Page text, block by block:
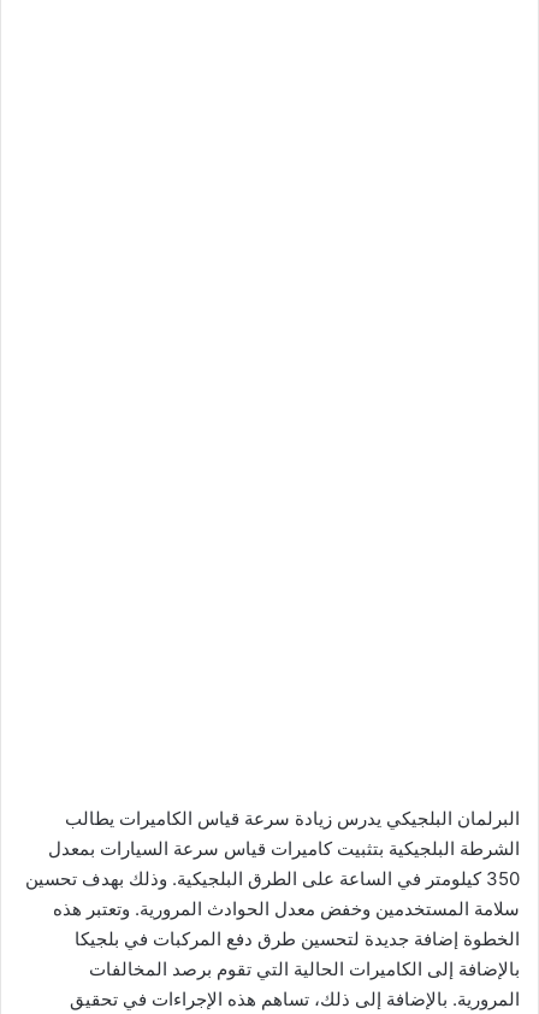
البرلمان البلجيكي يدرس زيادة سرعة قياس الكاميرات يطالب
الشرطة البلجيكية بتثبيت كاميرات قياس سرعة السيارات بمعدل
350 كيلومتر في الساعة على الطرق البلجيكية. وذلك بهدف تحسين
سلامة المستخدمين وخفض معدل الحوادث المرورية. وتعتبر هذه
الخطوة إضافة جديدة لتحسين طرق دفع المركبات في بلجيكا
بالإضافة إلى الكاميرات الحالية التي تقوم برصد المخالفات
المرورية. بالإضافة إلى ذلك، تساهم هذه الإجراءات في تحقيق